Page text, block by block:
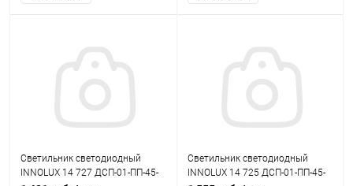
Светильник светодиодный
INNOLUX 14 727 ДСП-01-ПП-45-
Светильник светодиодный
INNOLUX 14 725 ДСП-01-ПП-45-